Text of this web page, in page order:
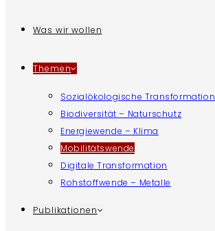
Was wir wollen
Themen
Sozialökologische Transformation
Biodiversität – Naturschutz
Energiewende – Klima
Mobilitätswende
Digitale Transformation
Rohstoffwende – Metalle
Publikationen